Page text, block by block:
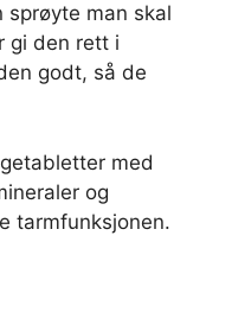
sprøyte man skal
gi den rett i
godt, så de
med
og
tarmfunksjonen.